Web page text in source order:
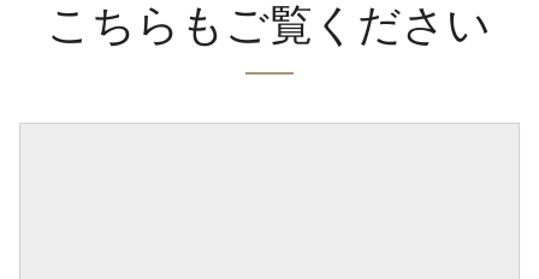
こちらもご覧ください